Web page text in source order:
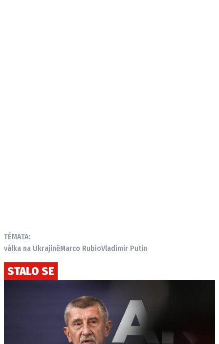
TÉMATA:
válka na UkrajiněMarco RubioVladimir Putin
STALO SE